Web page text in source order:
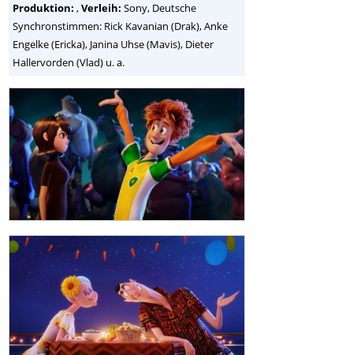
Produktion: ,Verleih: Sony, Deutsche
Synchronstimmen: Rick Kavanian (Drak), Anke
Engelke (Ericka), Janina Uhse (Mavis), Dieter
Hallervorden (Vlad) u. a.